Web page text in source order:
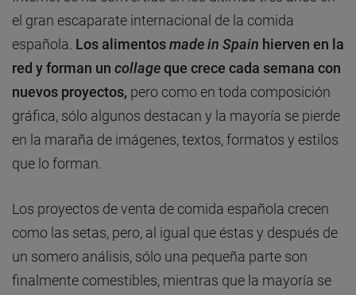
el gran escaparate internacional de la comida
española. Los alimentosmade in Spain hierven en la
red y forman un collageque crece cada semana con
nuevos proyectos, pero como en toda composición
gráfica, sólo algunos destacan y la mayoría se pierde
en la maraña de imágenes, textos, formatos y estilos
que lo forman.
Los proyectos de venta de comida española crecen
como las setas, pero, al igual que éstas y después de
un somero análisis, sólo una pequeña parte son
finalmente comestibles, mientras que la mayoría se